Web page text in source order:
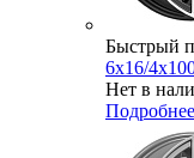
Быстрый
6x16/
Нет в
Подробнее